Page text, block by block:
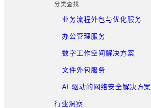
分类查找
业务流程外包与优化服务
办公管理服务
数字工作空间解决方案
文件外包服务
AI 驱动的网络安全解决方案
行业洞察